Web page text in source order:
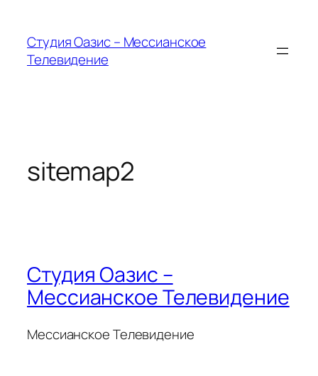
content
Студия Оазис – Мессианское
Телевидение
sitemap2
Студия Оазис –
Мессианское Телевидение
Мессианское Телевидение